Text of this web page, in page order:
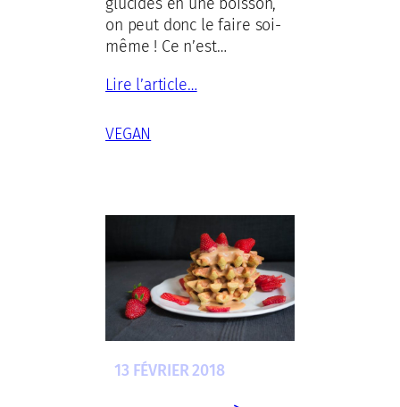
on peut donc le faire soi-
même ! Ce n’est…
Lire l’article…
VEGAN
13 FÉVRIER 2018